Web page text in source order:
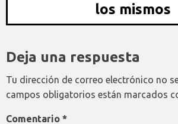
los mismos
Deja una respuesta
Tu dirección de correo electrónico no
campos obligatorios están marcados
Comentario *